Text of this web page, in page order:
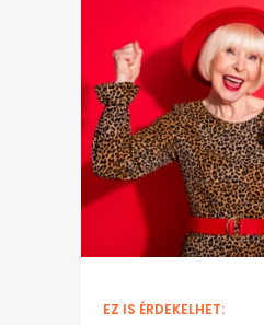
EZ IS ÉRDEKELHET: